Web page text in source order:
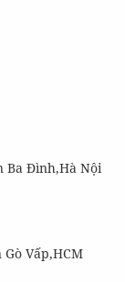
Ba Đình,Hà Nội
Vấp,HCM